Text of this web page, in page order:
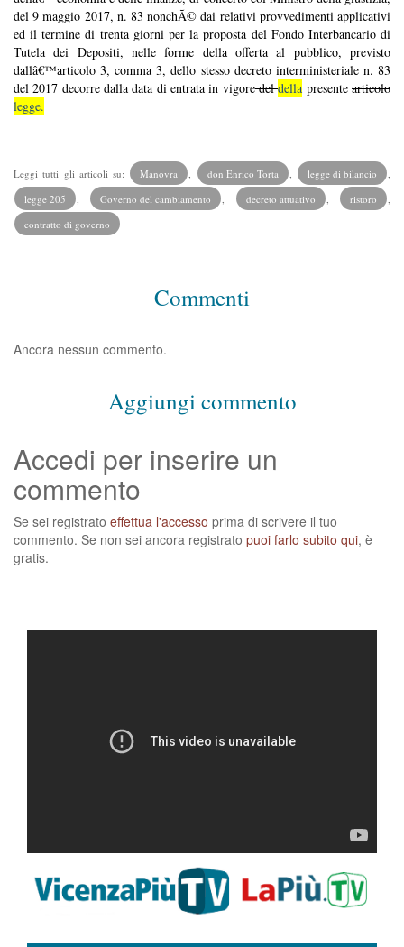
del 9 maggio 2017, n. 83 nonchÃ© dai relativi provvedimenti applicativi
ed il termine di trenta giorni per la proposta del Fondo Interbancario di
Tutela dei Depositi, nelle forme della offerta al pubblico, previsto
dallâ€™articolo 3, comma 3, dello stesso decreto interministeriale n. 83
del 2017 decorre dalla data di entrata in vigoredeldella presentearticolo
legge.
Leggi tutti gli articoli su: Manovra don Enrico Torta legge di bilancio
legge 205
Governo del cambiamento decreto attuativo ristoro
contratto di governo
Commenti
Ancora nessun commento.
Aggiungi commento
Accedi per inserire un
commento
Se sei registrato effettua l'accesso prima di scrivere il tuo
commento. Se non sei ancora registrato puoi farlo subito qui, è
gratis.